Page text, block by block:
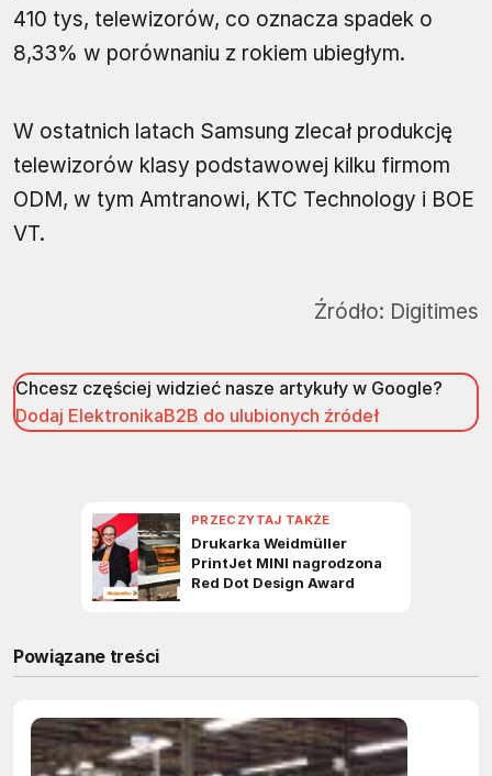
410 tys, telewizorów, co oznacza spadek o
8,33% w porównaniu z rokiem ubiegłym.
W ostatnich latach Samsung zlecał produkcję
telewizorów klasy podstawowej kilku firmom
ODM, w tym Amtranowi, KTC Technology i BOE
VT.
Źródło: Digitimes
Chcesz częściej widzieć nasze artykuły w Google?
Dodaj ElektronikaB2B do ulubionych źródeł
Powiązane treści